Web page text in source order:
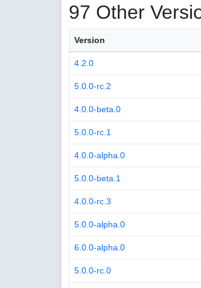
97 Other
Version
4.2.0
5.0.0-rc.2
4.0.0-beta.0
5.0.0-rc.1
4.0.0-alpha.0
5.0.0-beta.1
4.0.0-rc.3
5.0.0-alpha.0
6.0.0-alpha.0
5.0.0-rc.0